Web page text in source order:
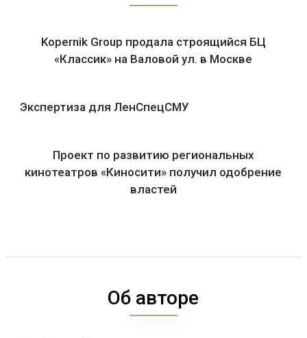
Kopernik Group продала строящийся БЦ
«Классик» на Валовой ул. в Москве
Экспертиза для ЛенСпецСМУ
Проект по развитию региональных
кинотеатров «Киносити» получил одобрение
властей
Об авторе